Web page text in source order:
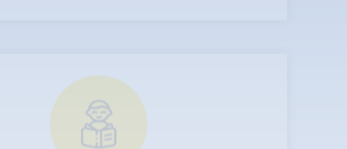
gegenüber Schule und
Lernen entwickelt.